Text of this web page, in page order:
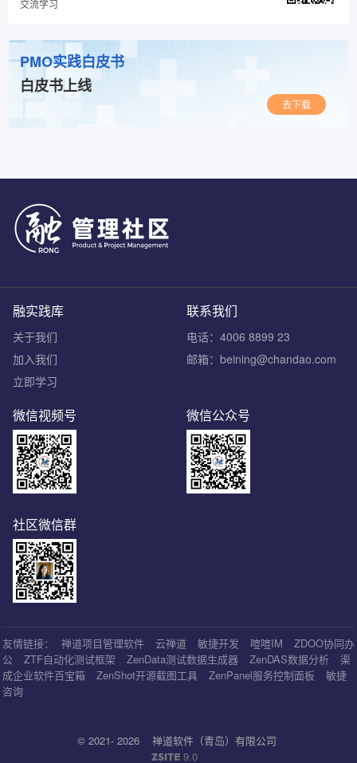
交流学习
PMO实践白皮书
白皮书上线
去下载
联系我们
电话：4006 8899 23
邮箱：beining@chandao.com
融实践库
关于我们
加入我们
立即学习
微信公众号
微信视频号
社区微信群
友情链接： 禅道项目管理软件 云禅道 敏捷开发 喧喧IM
ZDOO协同办
公
ZTF自动化测试框架 ZenData测试数据生成器 ZenDAS数据分析
渠
成企业软件百宝箱
ZenShot开源截图工具 ZenPanel服务控制面板
敏捷
咨询
© 2021- 2026 禅道软件（青岛）有限公司
9.0